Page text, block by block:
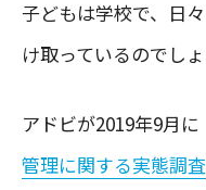
子どもは学校で、日
け取っているのでしょ
アドビが2019年9月に
管理に関する実態調査